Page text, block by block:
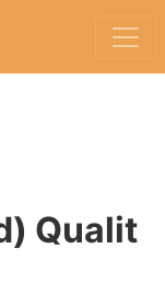
Qualit